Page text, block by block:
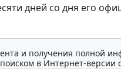
дней со дня его
и получения полной
в Интернет-версии